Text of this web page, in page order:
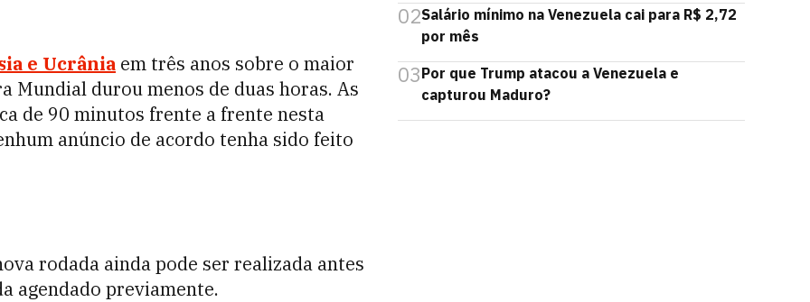
e Ucrânia em três anos sobre o maior
Mundial durou menos de duas horas. As
de 90 minutos frente a frente nesta
anúncio de acordo tenha sido feito
rodada ainda pode ser realizada antes
agendado previamente.
02Salário mínimo na Venezuela cai para R$ 2,72
por mês
03Por que Trump atacou a Venezuela e
capturou Maduro?